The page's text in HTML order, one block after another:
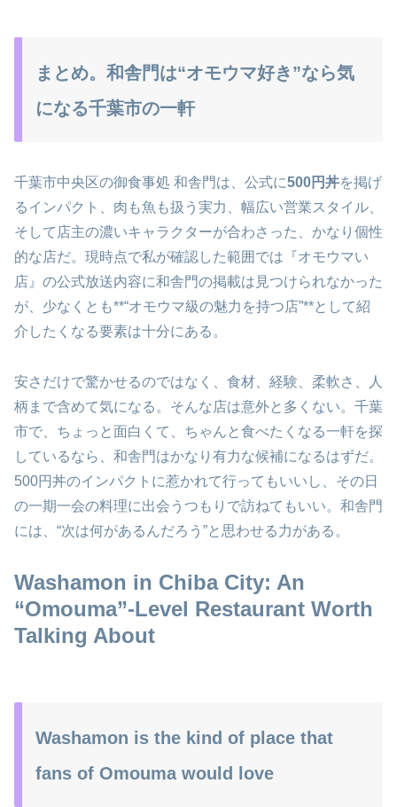
まとめ。和舎門は“オモウマ好き”なら気
になる千葉市の一軒
千葉市中央区の御食事処 和舎門は、公式に500円丼を掲げ
るインパクト、肉も魚も扱う実力、幅広い営業スタイル、
そして店主の濃いキャラクターが合わさった、かなり個性
的な店だ。現時点で私が確認した範囲では『オモウマい
店』の公式放送内容に和舎門の掲載は見つけられなかった
が、少なくとも**“オモウマ級の魅力を持つ店”**として紹
介したくなる要素は十分にある。
安さだけで驚かせるのではなく、食材、経験、柔軟さ、人
柄まで含めて気になる。そんな店は意外と多くない。千葉
市で、ちょっと面白くて、ちゃんと食べたくなる一軒を探
しているなら、和舎門はかなり有力な候補になるはずだ。
500円丼のインパクトに惹かれて行ってもいいし、その日
の一期一会の料理に出会うつもりで訪ねてもいい。和舎門
には、“次は何があるんだろう”と思わせる力がある。
Washamon in Chiba City: An
“Omouma”-Level Restaurant Worth
Talking About
Washamon is the kind of place that
fans of Omouma would love